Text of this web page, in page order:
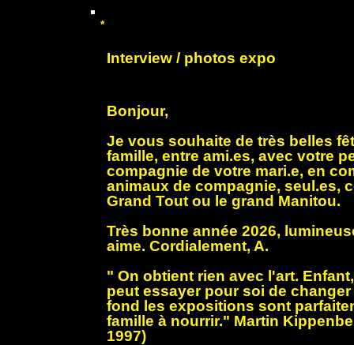
*
Interview / photos expo
Bonjour,
Je vous souhaite de très belles
famille, entre ami.es, avec votre
compagnie de votre mari.e, en
animaux de compagnie, seul.es,
Grand Tout ou le grand Manitou.
Très bonne année 2026,
aime. Cordialement, A.
" On obtient rien avec l'art.
peut essayer pour soi de
fond les expositions sont
famille à nourrir." Martin
1997)